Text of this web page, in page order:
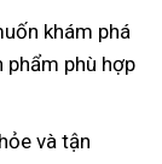
khám phá
phẩm phù hợp
và tận